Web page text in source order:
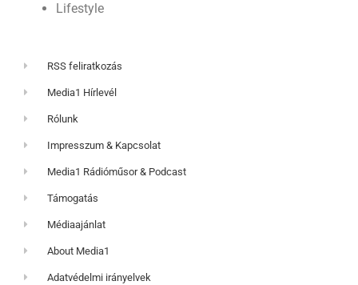
Lifestyle
RSS feliratkozás
Media1 Hírlevél
Rólunk
Impresszum & Kapcsolat
Media1 Rádióműsor & Podcast
Támogatás
Médiaajánlat
About Media1
Adatvédelmi irányelvek